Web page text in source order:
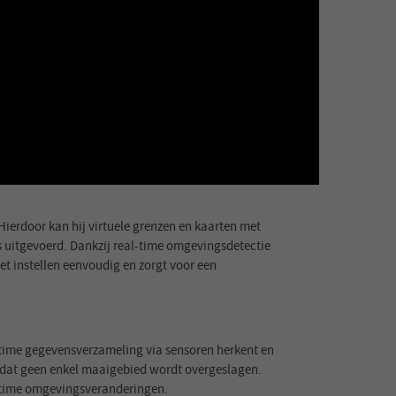
kan hij virtuele grenzen en kaarten met
Dankzij real-time omgevingsdetectie
instellen eenvoudig en zorgt voor een
gegevensverzameling via sensoren herkent en
geen enkel maaigebied wordt overgeslagen.
omgevingsveranderingen.